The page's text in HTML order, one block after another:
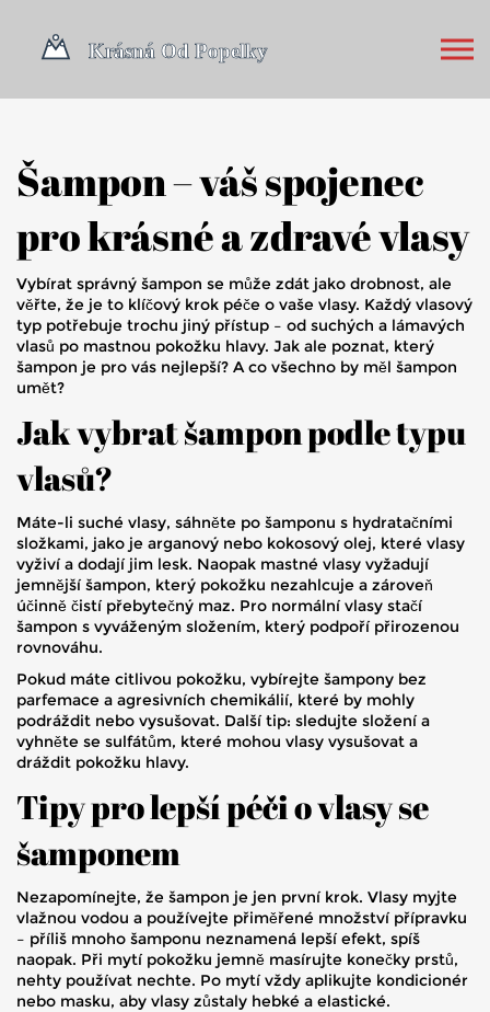
Šampon – váš spojenec
pro krásné a zdravé vlasy
Vybírat správný šampon se může zdát jako drobnost, ale
věřte, že je to klíčový krok péče o vaše vlasy. Každý vlasový
typ potřebuje trochu jiný přístup – od suchých a lámavých
vlasů po mastnou pokožku hlavy. Jak ale poznat, který
šampon je pro vás nejlepší? A co všechno by měl šampon
umět?
Jak vybrat šampon podle typu
vlasů?
Máte-li suché vlasy, sáhněte po šamponu s hydratačními
složkami, jako je arganový nebo kokosový olej, které vlasy
vyživí a dodají jim lesk. Naopak mastné vlasy vyžadují
jemnější šampon, který pokožku nezahlcuje a zároveň
účinně čistí přebytečný maz. Pro normální vlasy stačí
šampon s vyváženým složením, který podpoří přirozenou
rovnováhu.
Pokud máte citlivou pokožku, vybírejte šampony bez
parfemace a agresivních chemikálií, které by mohly
podráždit nebo vysušovat. Další tip: sledujte složení a
vyhněte se sulfátům, které mohou vlasy vysušovat a
dráždit pokožku hlavy.
Tipy pro lepší péči o vlasy se
šamponem
Nezapomínejte, že šampon je jen první krok. Vlasy myjte
vlažnou vodou a používejte přiměřené množství přípravku
– příliš mnoho šamponu neznamená lepší efekt, spíš
naopak. Při mytí pokožku jemně masírujte konečky prstů,
nehty používat nechte. Po mytí vždy aplikujte kondicionér
nebo masku, aby vlasy zůstaly hebké a elastické.